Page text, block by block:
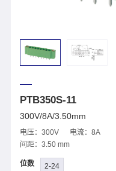
PTB350S-11
300V/8A/3.50mm
电压：300V 电流：8A
间距：3.50 mm
位数 2-24